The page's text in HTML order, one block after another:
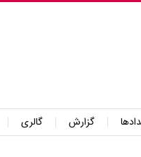
گزارش گالری